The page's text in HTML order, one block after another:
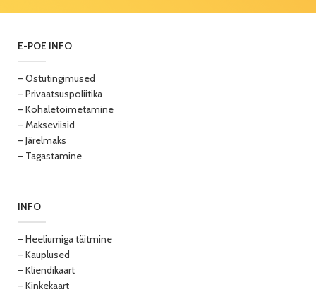
E-POE INFO
– Ostutingimused
– Privaatsuspoliitika
– Kohaletoimetamine
– Makseviisid
– Järelmaks
– Tagastamine
INFO
– Heeliumiga täitmine
– Kauplused
– Kliendikaart
– Kinkekaart